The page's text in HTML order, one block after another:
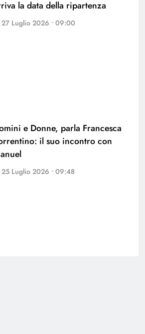
la data della ripartenza
27 Luglio 2026 • 09:00
e Donne, parla Francesca
il suo incontro con
25 Luglio 2026 • 09:48